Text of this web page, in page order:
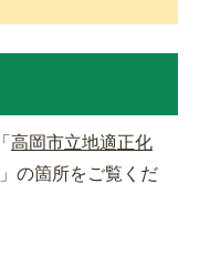
高岡市立地適正化
の箇所をご覧くだ